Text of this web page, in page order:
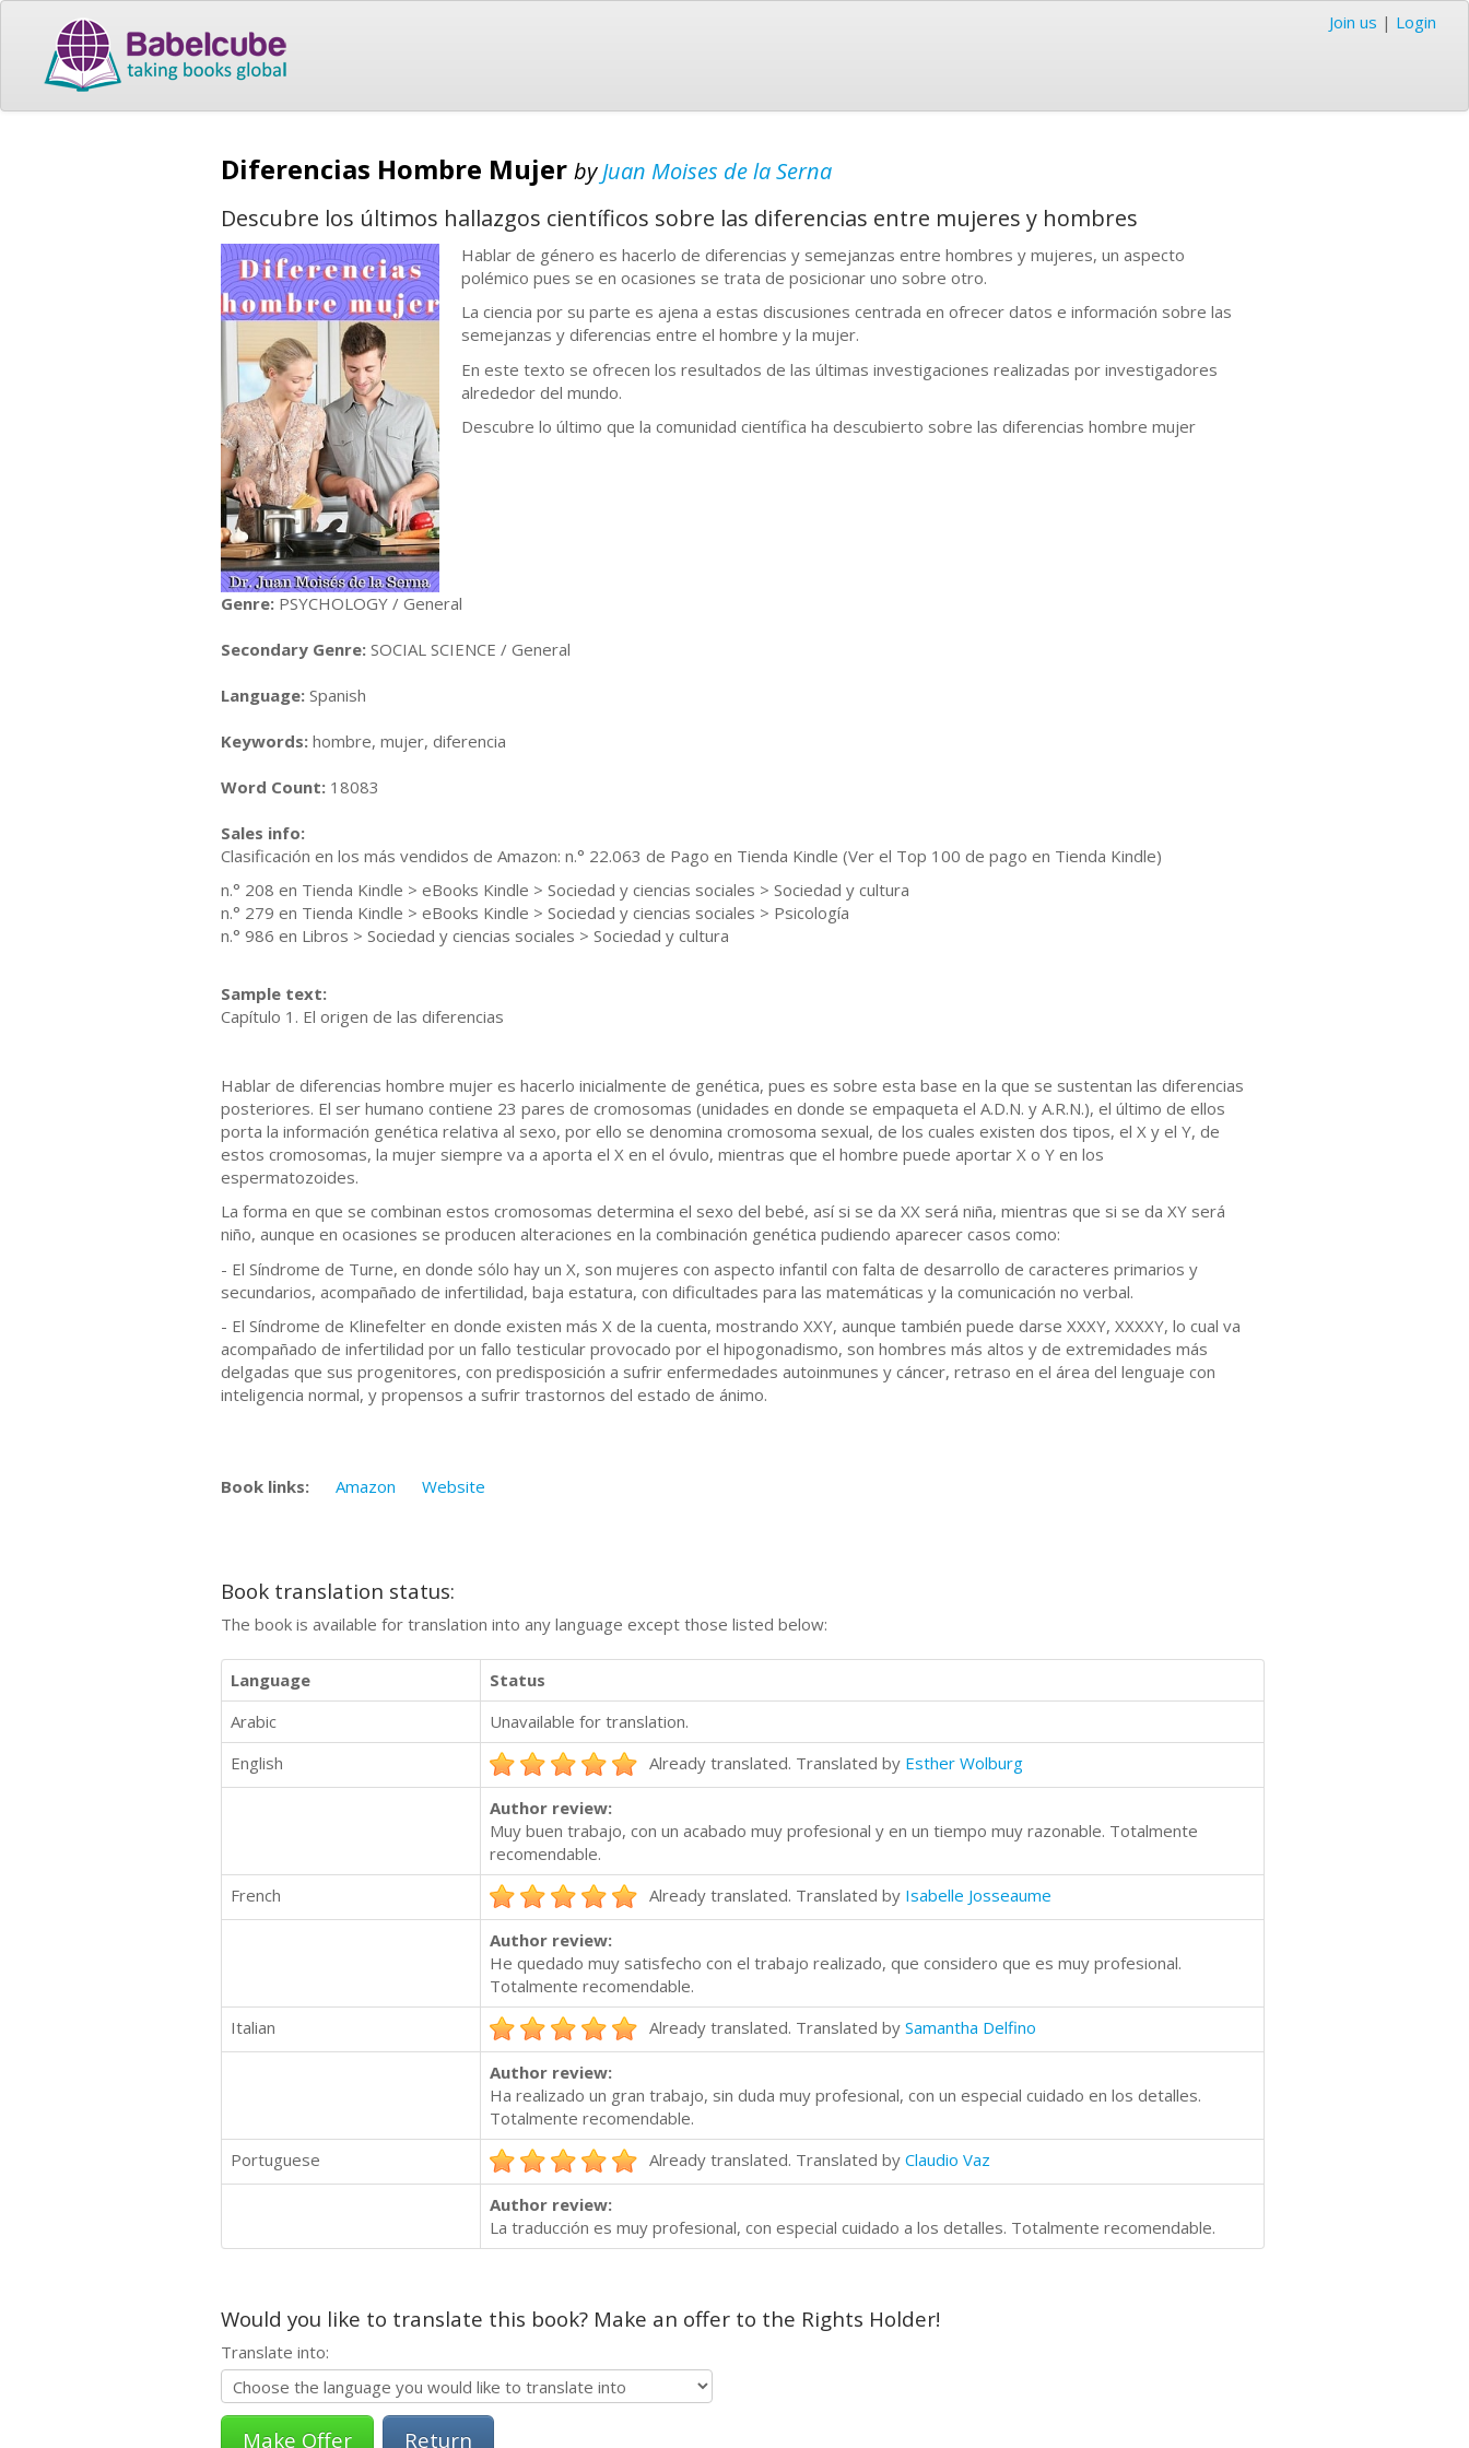
Join us | Login
Diferencias Hombre Mujer byJuan Moises de la Serna
Descubre los últimos hallazgos científicos sobre las diferencias entre mujeres y hombres
Hablar de género es hacerlo de diferencias y semejanzas entre hombres y mujeres, un aspecto
polémico pues se en ocasiones se trata de posicionar uno sobre otro.
La ciencia por su parte es ajena a estas discusiones centrada en ofrecer datos e información sobre las
semejanzas y diferencias entre el hombre y la mujer.
En este texto se ofrecen los resultados de las últimas investigaciones realizadas por investigadores
alrededor del mundo.
Descubre lo último que la comunidad científica ha descubierto sobre las diferencias hombre mujer
Genre: PSYCHOLOGY / General
Secondary Genre: SOCIAL SCIENCE / General
Language: Spanish
Keywords: hombre, mujer, diferencia
Word Count: 18083
Sales info:
Clasificación en los más vendidos de Amazon: n.° 22.063 de Pago en Tienda Kindle (Ver el Top 100 de pago en Tienda Kindle)
n.° 208 en Tienda Kindle > eBooks Kindle > Sociedad y ciencias sociales > Sociedad y cultura
n.° 279 en Tienda Kindle > eBooks Kindle > Sociedad y ciencias sociales > Psicología
n.° 986 en Libros > Sociedad y ciencias sociales > Sociedad y cultura
Sample text:
Capítulo 1. El origen de las diferencias
Hablar de diferencias hombre mujer es hacerlo inicialmente de genética, pues es sobre esta base en la que se sustentan las diferencias
posteriores. El ser humano contiene 23 pares de cromosomas (unidades en donde se empaqueta el A.D.N. y A.R.N.), el último de ellos
porta la información genética relativa al sexo, por ello se denomina cromosoma sexual, de los cuales existen dos tipos, el X y el Y, de
estos cromosomas, la mujer siempre va a aporta el X en el óvulo, mientras que el hombre puede aportar X o Y en los
espermatozoides.
La forma en que se combinan estos cromosomas determina el sexo del bebé, así si se da XX será niña, mientras que si se da XY será
niño, aunque en ocasiones se producen alteraciones en la combinación genética pudiendo aparecer casos como:
- El Síndrome de Turne, en donde sólo hay un X, son mujeres con aspecto infantil con falta de desarrollo de caracteres primarios y
secundarios, acompañado de infertilidad, baja estatura, con dificultades para las matemáticas y la comunicación no verbal.
- El Síndrome de Klinefelter en donde existen más X de la cuenta, mostrando XXY, aunque también puede darse XXXY, XXXXY, lo cual va
acompañado de infertilidad por un fallo testicular provocado por el hipogonadismo, son hombres más altos y de extremidades más
delgadas que sus progenitores, con predisposición a sufrir enfermedades autoinmunes y cáncer, retraso en el área del lenguaje con
inteligencia normal, y propensos a sufrir trastornos del estado de ánimo.
Book links: Amazon Website
Book translation status:
The book is available for translation into any language except those listed below:
Language
Status
Arabic
Unavailable for translation.
English
Already translated. Translated by Esther Wolburg
Author review:
Muy buen trabajo, con un acabado muy profesional y en un tiempo muy razonable. Totalmente
recomendable.
French
Already translated. Translated by Isabelle Josseaume
Author review:
He quedado muy satisfecho con el trabajo realizado, que considero que es muy profesional.
Totalmente recomendable.
Italian
Already translated. Translated by Samantha Delfino
Author review:
Ha realizado un gran trabajo, sin duda muy profesional, con un especial cuidado en los detalles.
Totalmente recomendable.
Portuguese
Already translated. Translated by Claudio Vaz
Author review:
La traducción es muy profesional, con especial cuidado a los detalles. Totalmente recomendable.
Would you like to translate this book? Make an offer to the Rights Holder!
Translate into:
Return